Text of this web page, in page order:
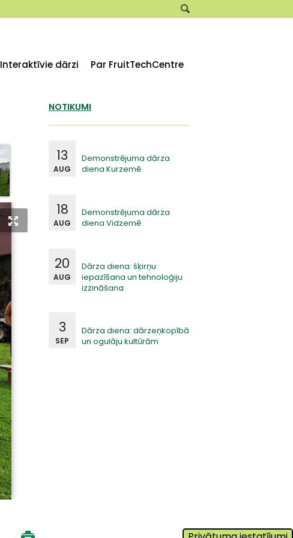
Interaktīvie dārzi Par FruitTechCentre
NOTIKUMI
Demonstrējuma dārza
diena Kurzemē
13
AUG
Demonstrējuma dārza
diena Vidzemē
18
AUG
Dārza diena: šķirņu
iepazīšana un tehnoloģiju
izzināšana
20
AUG
Dārza diena: dārzeņkopībā
un ogulāju kultūrām
3
SEP